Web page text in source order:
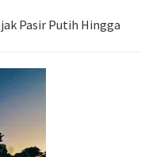
Pasir Putih Hingga